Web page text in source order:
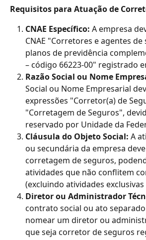
Requisitos para Atuação de
CNAE Específico: A empresa
CNAE "Corretores e agentes
planos de previdência
– código 66223-00" registrado
Razão Social ou Nome
Social ou Nome Empresarial
expressões "Corretor(a) de
"Corretagem de Seguros",
reservado por Unidade da
Cláusula do Objeto Social: A
ou secundária da empresa
corretagem de seguros,
atividades que não conflitem
(excluindo atividades
Diretor ou Administrador
contrato social ou ato
nomear um diretor ou
que seja corretor de seguros